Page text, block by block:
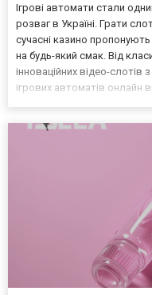
Ігрові автомати стали
розваг в Україні. Грати
сучасні казино
на будь-який смак. Від
інноваційних відео-
ігрових автоматів онлайн